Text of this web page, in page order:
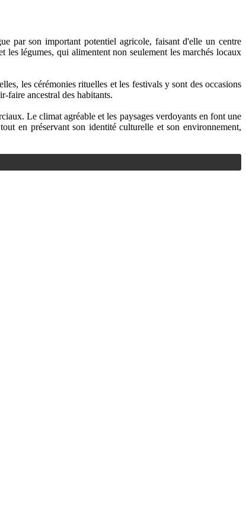
par son important potentiel agricole, faisant d'elle un centre
légumes, qui alimentent non seulement les marchés locaux
les cérémonies rituelles et les festivals y sont des occasions
faire ancestral des habitants.
Le climat agréable et les paysages verdoyants en font une
en préservant son identité culturelle et son environnement,